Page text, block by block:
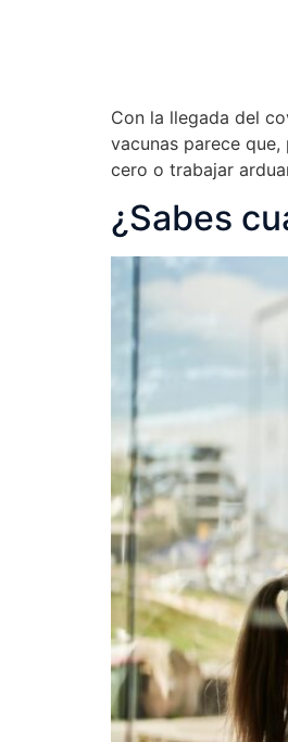
Con la llegada del
vacunas parece
cero o trabajar
¿Sabes